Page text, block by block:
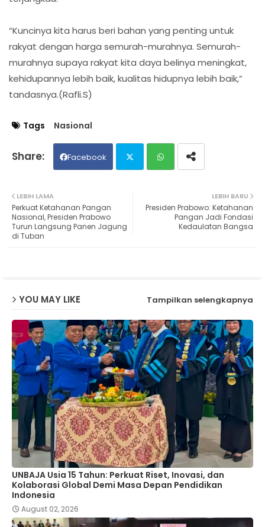
“Kuncinya kita harus beri bahan yang penting untuk
rakyat dengan harga semurah-murahnya. Semurah-
murahnya supaya rakyat kita daya belinya meningkat,
kehidupannya lebih baik, kualitas hidupnya lebih baik,”
tandasnya.(Rafli.S)
Tags Nasional
Facebook
ats
LEBIH BARU
Presiden Prabowo: Ketahanan
Pangan Jadi Fondasi
Kedaulatan Bangsa
LEBIH LAMA
Perkuat Ketahanan Pangan
Nasional, Presiden Prabowo
Turun Langsung Panen Jagung
di Tuban
YOU MAY LIKE Tampilkan selengkapnya
UNBAJA Usia 15 Tahun: Perkuat Riset, Inovasi, dan
Kolaborasi Global Demi Masa Depan Pendidikan
Indonesia
August 02, 2026